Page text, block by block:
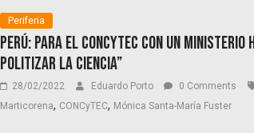
Periferia
Perú: Para el CONCyTEC con un Ministerio
politizar la ciencia”
28/02/2022 Eduardo Porto 0 Comments
Marticorena, CONCyTEC, Mónica Santa-María Fuster